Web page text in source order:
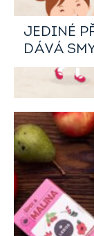
JEDINÉ
DÁVÁ